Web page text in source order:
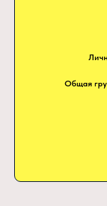
Общая